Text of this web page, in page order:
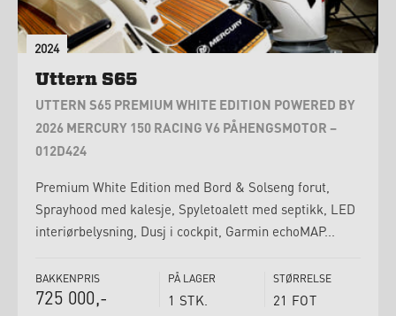
2024
Uttern S65
UTTERN S65 PREMIUM WHITE EDITION POWERED BY
2026 MERCURY 150 RACING V6 PÅHENGSMOTOR –
012D424
Premium White Edition med Bord & Solseng forut,
Sprayhood med kalesje, Spyletoalett med septikk, LED
interiørbelysning, Dusj i cockpit, Garmin echoMAP...
BAKKENPRIS
725 000,-
PÅ LAGER
1 STK.
STØRRELSE
21 FOT